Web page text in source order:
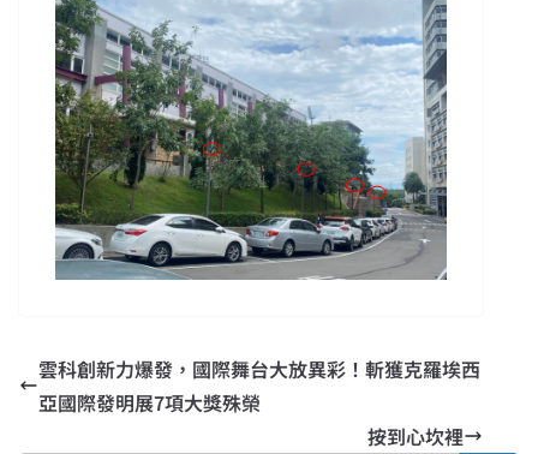
雲科創新力爆發，國際舞台大放異彩！斬獲克羅埃西
亞國際發明展7項大獎殊榮
按到心坎裡